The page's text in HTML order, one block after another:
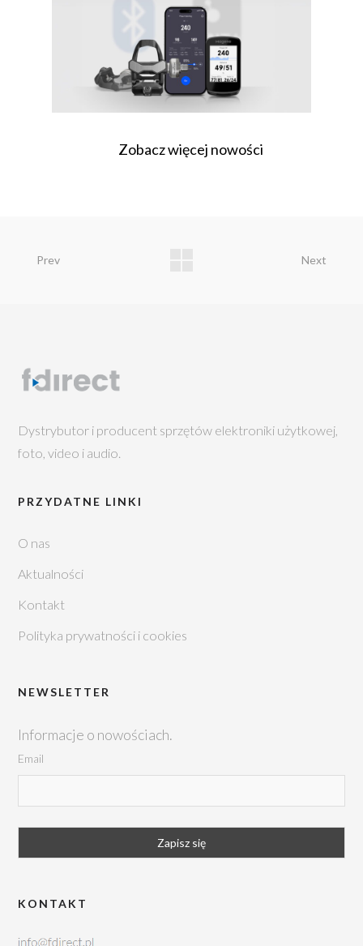
Zobacz więcej nowości
Prev Next
Dystrybutor i producent sprzętów elektroniki użytkowej,
foto, video i audio.
PRZYDATNE LINKI
O nas
Aktualności
Kontakt
Polityka prywatności i cookies
NEWSLETTER
Informacje o nowościach.
Email
KONTAKT